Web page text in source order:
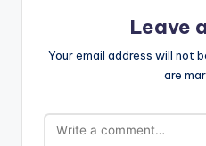
Leave
Your email address will not
are